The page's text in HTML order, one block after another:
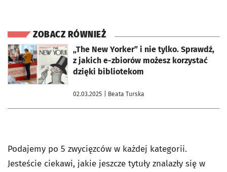
ZOBACZ RÓWNIEŻ
„The New Yorker” i nie tylko. Sprawdź,
z jakich e-zbiorów możesz korzystać
dzięki bibliotekom
02.03.2025 | Beata Turska
otworzy się w nowej karcie
Podajemy po 5 zwycięzców w każdej kategorii.
Jesteście ciekawi, jakie jeszcze tytuły znalazły się w